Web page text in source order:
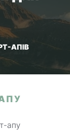
АПІВ
апу